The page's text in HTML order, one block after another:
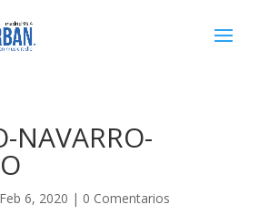
NAVARRO-
Feb 6, 2020 | 0 Comentarios